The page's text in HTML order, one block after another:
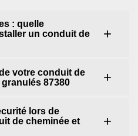
: quelle
un conduit de
votre conduit de
87380
lors de
de cheminée et